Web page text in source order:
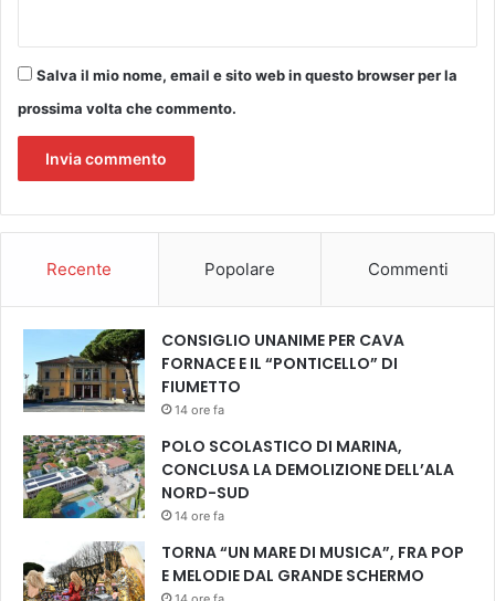
e
R
e
e
l
o
u
o
m
n
-
n
c
h
e
a
n
Salva il mio nome, email e sito web in questo browser per la
prossima volta che commento.
Recente Popolare Commenti
CONSIGLIO UNANIME PER CAVA
FORNACE E IL “PONTICELLO” DI
FIUMETTO
14 ore fa
POLO SCOLASTICO DI MARINA,
CONCLUSA LA DEMOLIZIONE DELL’ALA
NORD-SUD
14 ore fa
TORNA “UN MARE DI MUSICA”, FRA POP
E MELODIE DAL GRANDE SCHERMO